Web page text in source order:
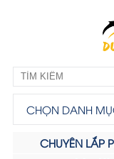
CHỌN DANH
CHUYÊN LẮP